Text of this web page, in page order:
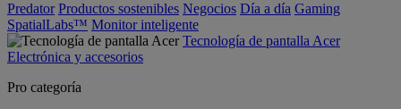
Predator Productos sostenibles Negocios Día a día Gaming
SpatialLabs™ Monitor inteligente
Tecnología de pantalla Acer
Electrónica y accesorios
Pro categoría